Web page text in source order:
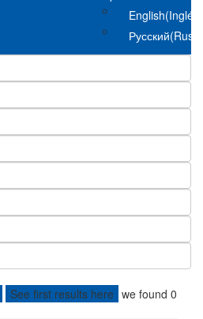
English(Inglés
Русский(Ruso
See first results here we found 0